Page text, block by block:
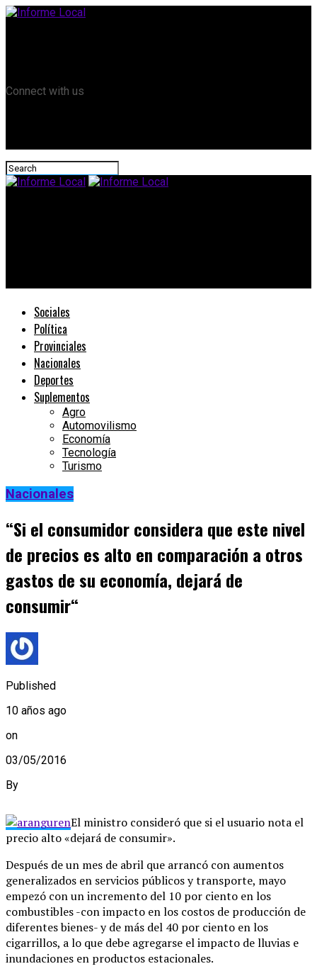
Connect with us
Sociales
Política
Provinciales
Nacionales
Deportes
Suplementos
Agro
Automovilismo
Economía
Tecnología
Turismo
Nacionales
“Si el consumidor considera que este nivel
de precios es alto en comparación a otros
gastos de su economía, dejará de
consumir“
Published
10 años ago
on
03/05/2016
By
El ministro consideró que si el usuario nota el
precio alto «dejará de consumir».
Después de un mes de abril que arrancó con aumentos
generalizados en servicios públicos y transporte, mayo
empezó con un incremento del 10 por ciento en los
combustibles -con impacto en los costos de producción de
diferentes bienes- y de más del 40 por ciento en los
cigarrillos, a lo que debe agregarse el impacto de lluvias e
inundaciones en productos estacionales.